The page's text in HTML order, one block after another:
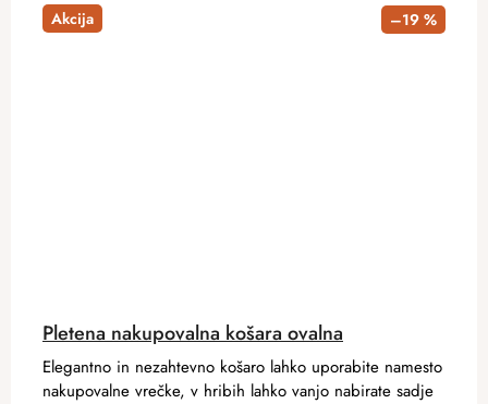
Akcija –19 %
Pletena nakupovalna košara ovalna
Elegantno in nezahtevno košaro lahko uporabite namesto
nakupovalne vrečke, v hribih lahko vanjo nabirate sadje